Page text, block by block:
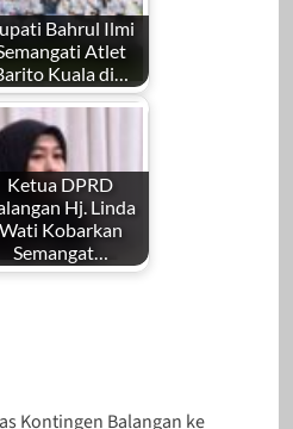
Bahrul Ilmi
Atlet
Kuala di…
Ketua DPRD
Hj. Linda
Wati Kobarkan
Semangat…
Kontingen Balangan ke